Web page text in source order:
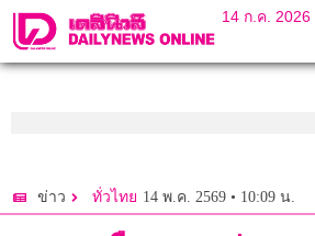
14 ก.ค. 2026
ข่าว ทั่วไทย 14 พ.ค. 2569 • 10:09 น.